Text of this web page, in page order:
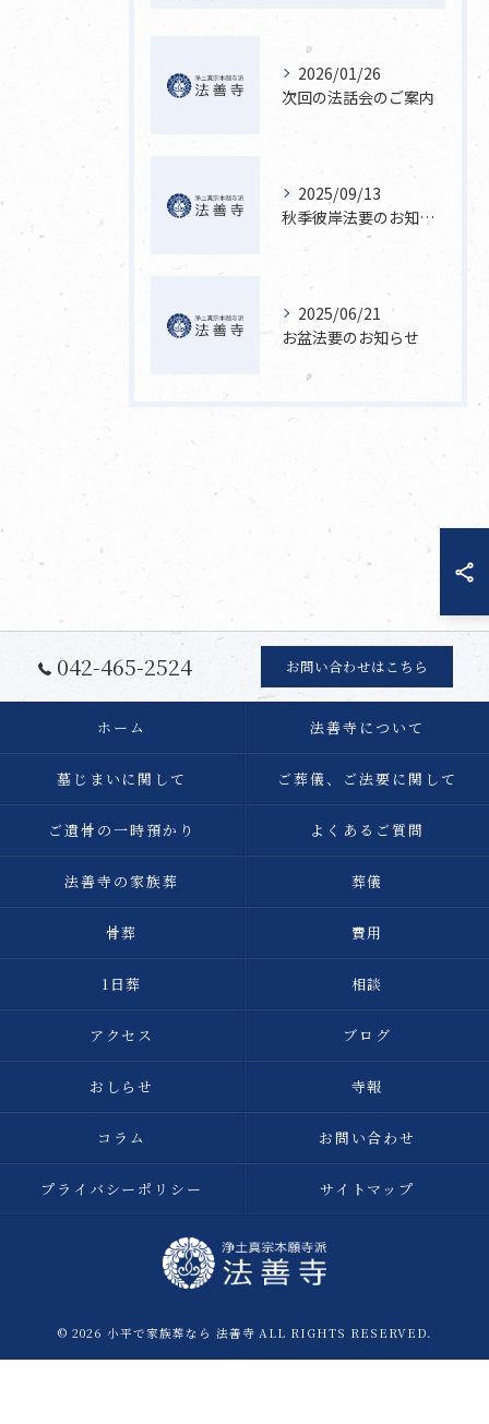
2026/01/26
次回の法話会のご案内
2025/09/13
秋季彼岸法要のお知らせ
2025/06/21
お盆法要のお知らせ
042-465-2524 お問い合わせはこちら
ホーム 法善寺について
墓じまいに関して ご葬儀、ご法要に関して
ご遺骨の一時預かり よくあるご質問
法善寺の家族葬 葬儀
骨葬 費用
1日葬 相談
アクセス ブログ
おしらせ 寺報
コラム お問い合わせ
プライバシーポリシー サイトマップ
© 2026 小平で家族葬なら 法善寺 ALL RIGHTS RESERVED.